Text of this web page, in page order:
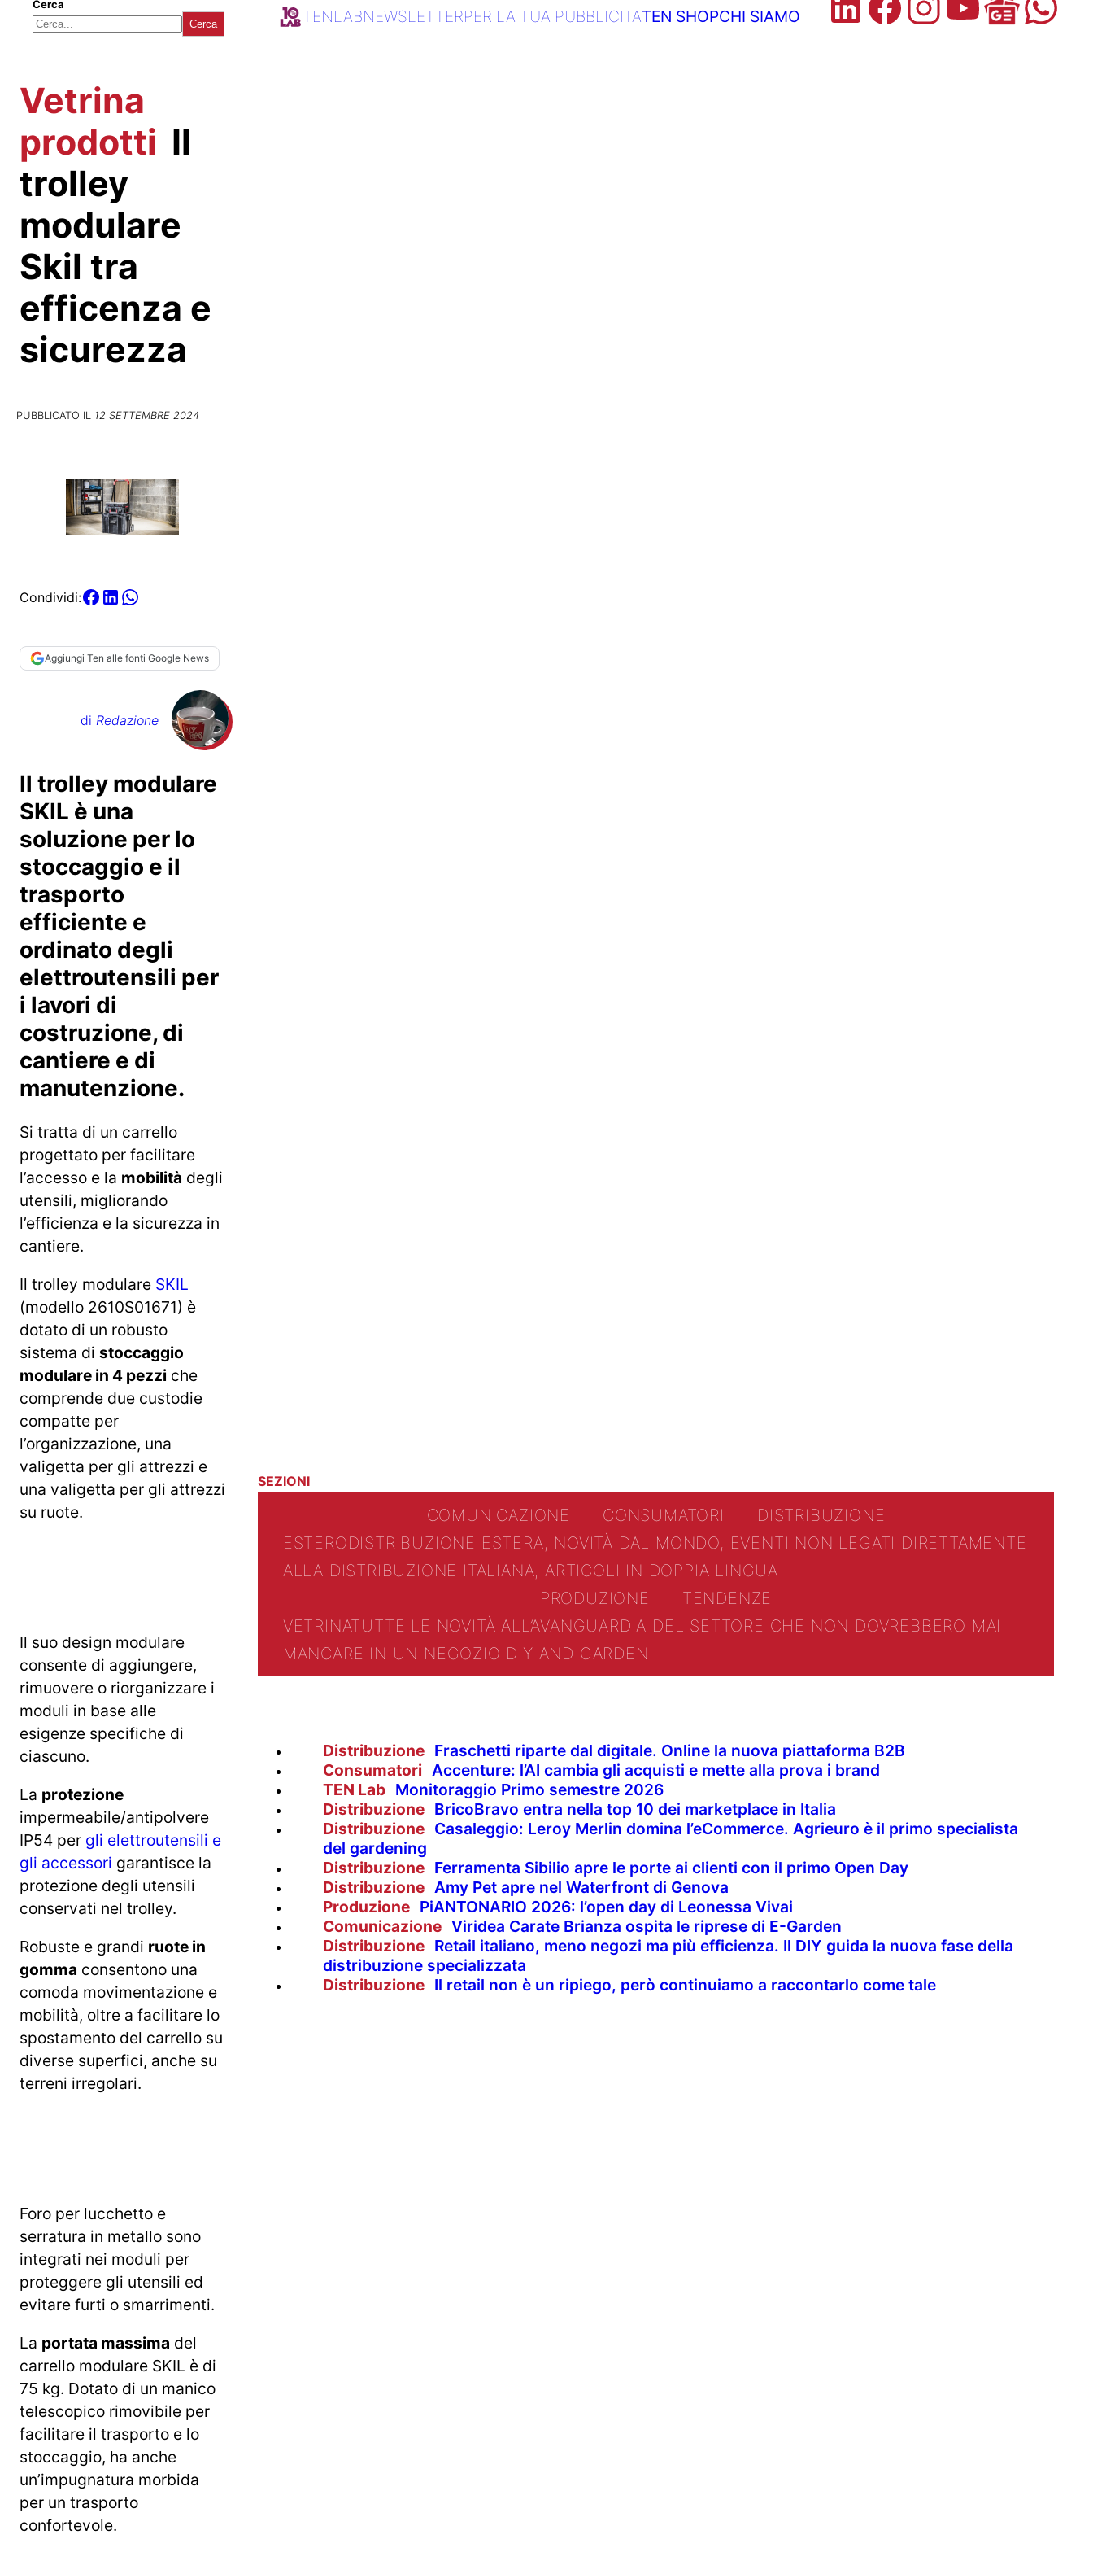
Cerca
Cerca TENLABNEWSLETTERPER LA TUA PUBBLICITATEN SHOPCHI SIAMO
Vetrina
prodotti Il
trolley
modulare
Skil tra
efficenza e
sicurezza
PUBBLICATO IL 12 SETTEMBRE 2024
Condividi:
Aggiungi Ten alle fonti Google News
di Redazione
Il trolley modulare
SKIL è una
soluzione per lo
stoccaggio e il
trasporto
efficiente e
ordinato degli
elettroutensili per
i lavori di
costruzione, di
cantiere e di
manutenzione.
Si tratta di un carrello
progettato per facilitare
l’accesso e la mobilità degli
utensili, migliorando
l’efficienza e la sicurezza in
cantiere.
Il trolley modulare SKIL
(modello 2610S01671) è
dotato di un robusto
sistema di stoccaggio
modulare in 4 pezzi che
comprende due custodie
compatte per
l’organizzazione, una
valigetta per gli attrezzi e
una valigetta per gli attrezzi
su ruote.
Il suo design modulare
consente di aggiungere,
rimuovere o riorganizzare i
moduli in base alle
esigenze specifiche di
ciascuno.
La protezione
impermeabile/antipolvere
IP54 per gli elettroutensili e
gli accessori garantisce la
protezione degli utensili
conservati nel trolley.
Robuste e grandi ruote in
gomma consentono una
comoda movimentazione e
mobilità, oltre a facilitare lo
spostamento del carrello su
diverse superfici, anche su
terreni irregolari.
Foro per lucchetto e
serratura in metallo sono
integrati nei moduli per
proteggere gli utensili ed
evitare furti o smarrimenti.
La portata massima del
carrello modulare SKIL è di
75 kg. Dotato di un manico
telescopico rimovibile per
facilitare il trasporto e lo
stoccaggio, ha anche
un’impugnatura morbida
per un trasporto
confortevole.
SEZIONI
COMUNICAZIONE CONSUMATORI
DISTRIBUZIONE
ESTERODISTRIBUZIONE ESTERA, NOVITÀ DAL MONDO, EVENTI NON LEGATI DIRETTAMENTE
ALLA DISTRIBUZIONE ITALIANA, ARTICOLI IN DOPPIA LINGUA
PRODUZIONE
TENDENZE
VETRINATUTTE LE NOVITÀ ALL’AVANGUARDIA DEL SETTORE CHE NON DOVREBBERO MAI
MANCARE IN UN NEGOZIO DIY AND GARDEN
Distribuzione Fraschetti riparte dal digitale. Online la nuova piattaforma B2B
Consumatori Accenture: l’AI cambia gli acquisti e mette alla prova i brand
TEN Lab Monitoraggio Primo semestre 2026
Distribuzione BricoBravo entra nella top 10 dei marketplace in Italia
Distribuzione Casaleggio: Leroy Merlin domina l’eCommerce. Agrieuro è il primo specialista
del gardening
Distribuzione Ferramenta Sibilio apre le porte ai clienti con il primo Open Day
Distribuzione Amy Pet apre nel Waterfront di Genova
Produzione PiANTONARIO 2026: l’open day di Leonessa Vivai
Comunicazione Viridea Carate Brianza ospita le riprese di E-Garden
Distribuzione Retail italiano, meno negozi ma più efficienza. Il DIY guida la nuova fase della
distribuzione specializzata
Distribuzione Il retail non è un ripiego, però continuiamo a raccontarlo come tale